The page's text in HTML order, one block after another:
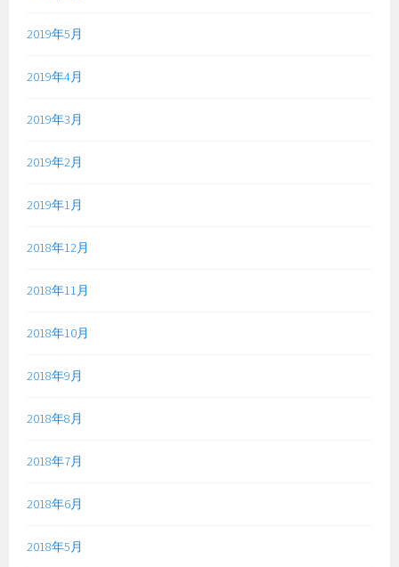
2019年5月
2019年4月
2019年3月
2019年2月
2019年1月
2018年12月
2018年11月
2018年10月
2018年9月
2018年8月
2018年7月
2018年6月
2018年5月